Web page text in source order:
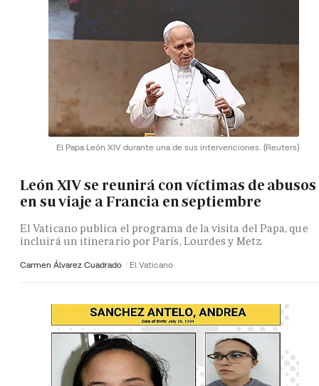
El Papa León XIV durante una de sus intervenciones. (Reuters)
León XIV se reunirá con víctimas de abusos
en su viaje a Francia en septiembre
El Vaticano publica el programa de la visita del Papa, que
incluirá un itinerario por París, Lourdes y Metz
Carmen Álvarez Cuadrado El Vaticano